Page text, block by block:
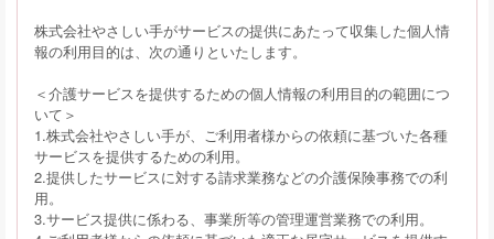
株式会社やさしい手がサービスの提供にあたって収集した個人情
報の利用目的は、次の通りといたします。
＜介護サービスを提供するための個人情報の利用目的の範囲につ
いて＞
1.株式会社やさしい手が、ご利用者様からの依頼に基づいた各種
サービスを提供するための利用。
2.提供したサービスに対する請求業務などの介護保険事務での利
用。
3.サービス提供に係わる、事業所等の管理運営業務での利用。